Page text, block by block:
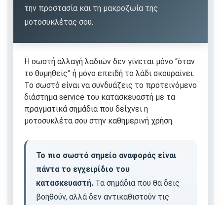
την προστασία και τη μακροζωία της
μοτοσυκλέτας σου.
Η σωστή αλλαγή λαδιών δεν γίνεται μόνο “όταν
το θυμηθείς” ή μόνο επειδή το λάδι σκουραίνει.
Το σωστό είναι να συνδυάζεις το προτεινόμενο
διάστημα service του κατασκευαστή με τα
πραγματικά σημάδια που δείχνει η
μοτοσυκλέτα σου στην καθημερινή χρήση.
Το πιο σωστό σημείο αναφοράς είναι
πάντα το εγχειρίδιο του
κατασκευαστή. Τα σημάδια που θα δεις
βοηθούν, αλλά δεν αντικαθιστούν τις